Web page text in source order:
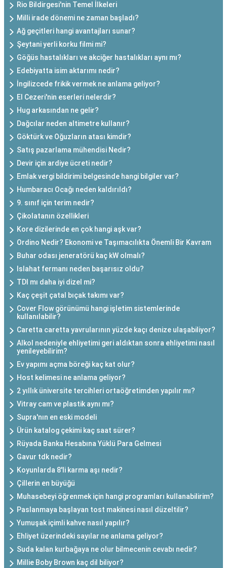
Rio Bildirgesi'nin Temel İlkeleri
Milli irade dönemi ne zaman başladı?
Ağ geçitleri hangi avantajları sunar?
Şeytani yerli korku filmi mi?
Göğüs hastalıkları ve akciğer hastalıkları aynı mı?
Edebiyatta isim aktarımı nedir?
İngilizcede frikik vermek ne anlama geliyor?
El Cezeri'nin eserleri nelerdir?
Hug arkasından ne gelir?
Dağcılar neden altimetre kullanır?
Göktürk ve Oğuzların atası kimdir?
Satış pazarlama mühendisi Nedir?
Devir için ardiye ücreti nedir?
Emlak vergi bildirimi belgesinde hangi bilgiler var?
Humbaracı Ocağı neden kaldırıldı?
9. sınıf için terim nedir?
Çikolatanın özellikleri
Kore dizilerinde en çok hangi aşk var?
Ordino Nedir? Ekonomi ve Taşımacılıkta Önemli Bir Kavram
Buhar odası jeneratörü kaç kW olmalı?
Islahat fermanı neden başarısız oldu?
TDI mı daha iyi dizel mi?
Kaç çeşit çatal bıçak takımı var?
Cover Flow görünümü hangi işletim sistemlerinde
kullanılabilir?
Caretta caretta yavrularının yüzde kaçı denize ulaşabiliyor?
Alkol nedeniyle ehliyetimi geri aldıktan sonra ehliyetimi nasıl
yenileyebilirim?
Ev yapımı açma böreği kaç kat olur?
Host kelimesi ne anlama geliyor?
2 yıllık üniversite tercihleri ortaöğretimden yapılır mı?
Vitray cam ve plastik aynı mı?
Supra'nın en eski modeli
Ürün katalog çekimi kaç saat sürer?
Rüyada Banka Hesabına Yüklü Para Gelmesi
Gavur tdk nedir?
Koyunlarda 8'li karma aşı nedir?
Çillerin en büyüğü
Muhasebeyi öğrenmek için hangi programları kullanabilirim?
Paslanmaya başlayan tost makinesi nasıl düzeltilir?
Yumuşak içimli kahve nasıl yapılır?
Ehliyet üzerindeki sayılar ne anlama geliyor?
Suda kalan kurbağaya ne olur bilmecenin cevabı nedir?
Millie Boby Brown kaç dil biliyor?